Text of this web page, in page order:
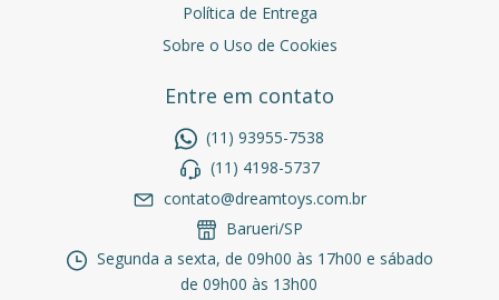
Política de Entrega
Sobre o Uso de Cookies
Entre em contato
(11) 93955-7538
(11) 4198-5737
contato@dreamtoys.com.br
Barueri/SP
Segunda a sexta, de 09h00 às 17h00 e sábado
de 09h00 às 13h00